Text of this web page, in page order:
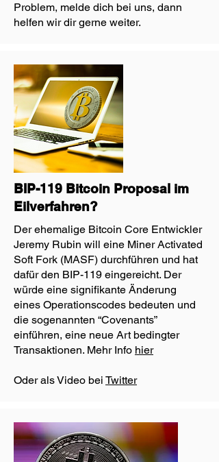
Problem, melde dich bei uns, dann
helfen wir dir gerne weiter.
BIP-119 Bitcoin Proposal im
Eilverfahren?
Der ehemalige Bitcoin Core Entwickler
Jeremy Rubin will eine Miner Activated
Soft Fork (MASF) durchführen und hat
dafür den BIP-119 eingereicht. Der
würde eine signifikante Änderung
eines Operationscodes bedeuten und
die sogenannten “Covenants”
einführen, eine neue Art bedingter
Transaktionen. Mehr Info hier
Oder als Video bei Twitter